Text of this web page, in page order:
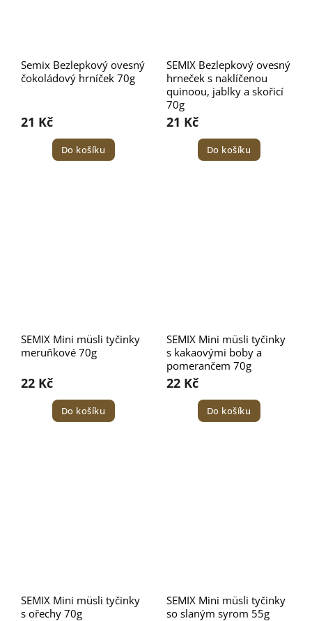
Semix Bezlepkový ovesný
čokoládový hrníček 70g
21 Kč
Do košíku
SEMIX Bezlepkový ovesný
hrneček s naklíčenou
quinoou, jablky a skořicí
70g
21 Kč
Do košíku
SEMIX Mini müsli tyčinky
meruňkové 70g
22 Kč
Do košíku
SEMIX Mini müsli tyčinky
s kakaovými boby a
pomerančem 70g
22 Kč
Do košíku
SEMIX Mini müsli tyčinky
s ořechy 70g
SEMIX Mini müsli tyčinky
so slaným syrom 55g